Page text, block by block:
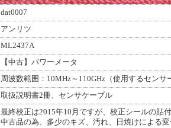
dat0007
アンリツ
ML2437A
【中古】パワーメータ
周波数範囲：10MHz～110GHz（使用するセン
取扱説明書2冊、センサケーブル
最終校正は2015年10月ですが、校正シールの貼
中古品の為、多少のキズ、汚れ、日焼けによる